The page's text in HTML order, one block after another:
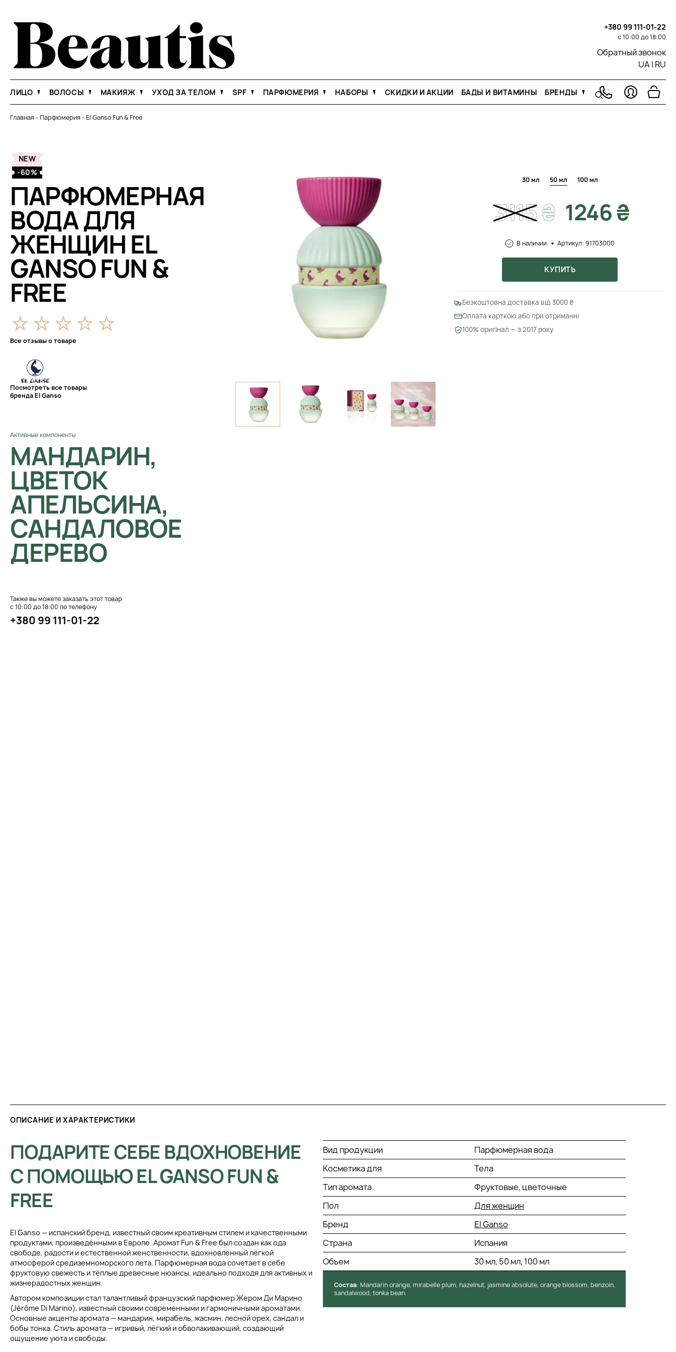
+380 99 111-01-22
с 10:00 до 18:00
Обратный звонок
UA | RU
ЛИЦО ВОЛОСЫ МАКИЯЖ УХОД ЗА ТЕЛОМ SPF ПАРФЮМЕРИЯ НАБОРЫ СКИДКИ И АКЦИИ БАДЫ И ВИТАМИНЫ БРЕНДЫ
Главная -Парфюмерия -El Ganso Fun & Free
NEW
-60%
ПАРФЮМЕРНАЯ
ВОДА ДЛЯ
ЖЕНЩИН EL
GANSO FUN &
FREE
Все отзывы о товаре
Посмотреть все товары
бренда El Ganso
Активные компоненты
МАНДАРИН,
ЦВЕТОК
АПЕЛЬСИНА,
САНДАЛОВОЕ
ДЕРЕВО
Также вы можете заказать этот товар
с 10:00 до 18:00 по телефону
+380 99 111-01-22
30 мл 50 мл 100 мл
3115₴ 1246 ₴
В наличии Артикул: 91703000
КУПИТЬ
Безкоштовна доставка від 3000 ₴
Оплата карткою або при отриманні
100% оригінал — з 2017 року
ОПИСАНИЕ И ХАРАКТЕРИСТИКИ
ПОДАРИТЕ СЕБЕ ВДОХНОВЕНИЕ
С ПОМОЩЬЮ EL GANSO FUN &
FREE
El Ganso — испанский бренд, известный своим креативным стилем и качественными
продуктами, произведёнными в Европе. Аромат Fun & Free был создан как ода
свободе, радости и естественной женственности, вдохновлённый лёгкой
атмосферой средиземноморского лета. Парфюмерная вода сочетает в себе
фруктовую свежесть и тёплые древесные нюансы, идеально подходя для активных и
жизнерадостных женщин.
Автором композиции стал талантливый французский парфюмер Жером Ди Марино
(Jérôme Di Marino), известный своими современными и гармоничными ароматами.
Основные акценты аромата — мандарин, мирабель, жасмин, лесной орех, сандал и
бобы тонка. Стиль аромата — игривый, лёгкий и обволакивающий, создающий
ощущение уюта и свободы.
Вид продукции
Парфюмерная вода
Косметика для
Тела
Тип аромата
Фруктовые, цветочные
Пол
Для женщин
Бренд
El Ganso
Страна
Испания
Объем
30 мл, 50 мл, 100 мл
Состав: Mandarin orange, mirabelle plum, hazelnut, jasmine absolute, orange blossom, benzoin,
sandalwood, tonka bean.